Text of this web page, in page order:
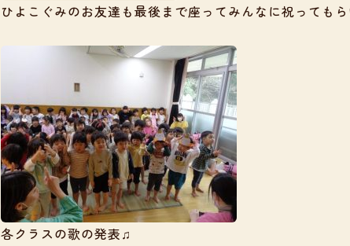
ひよこぐみのお友達も最後まで座ってみんなに祝ってもら
各クラスの歌の発表♫